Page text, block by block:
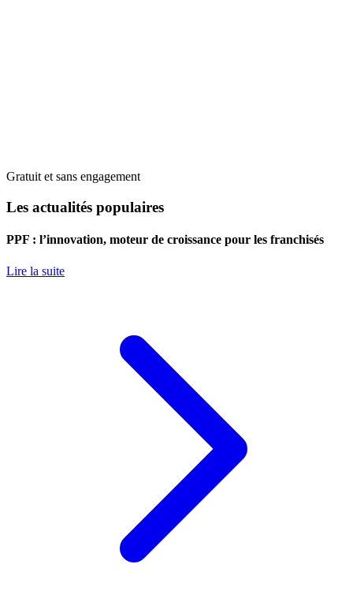
Gratuit et sans engagement
Les actualités populaires
PPF : l’innovation, moteur de croissance pour les franchisés
Lire la suite